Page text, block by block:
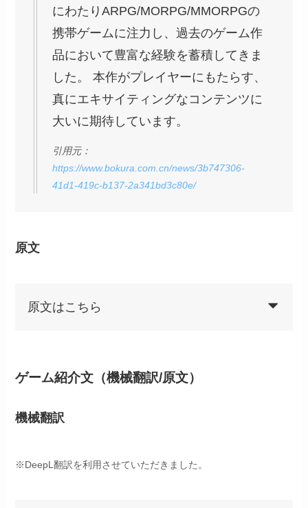
にわたりARPG/MORPG/MMORPGの
携帯ゲームに注力し、過去のゲーム作
品において豊富な経験を蓄積してきま
した。 本作がプレイヤーにもたらす、
真にエキサイティングなコンテンツに
大いに期待しています。
引用元：
https://www.bokura.com.cn/news/3b747306-
41d1-419c-b137-2a341bd3c80e/
原文
原文はこちら
ゲーム紹介文（機械翻訳/原文）
機械翻訳
※DeepL翻訳を利用させていただきました。